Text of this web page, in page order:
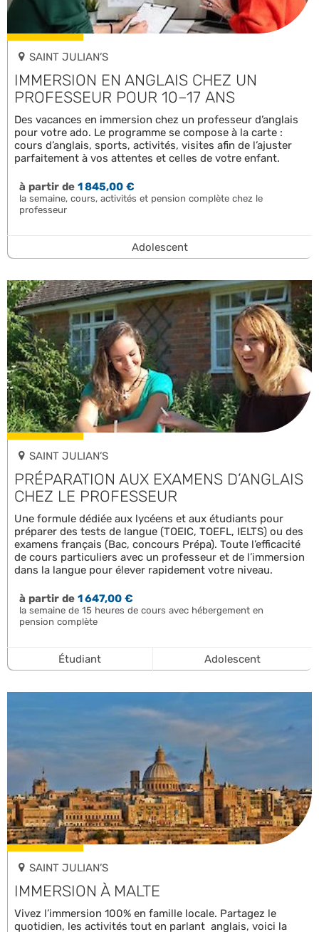
SAINT JULIAN’S
IMMERSION EN ANGLAIS CHEZ UN
PROFESSEUR POUR 10–17 ANS
Des vacances en immersion chez un professeur d’anglais
pour votre ado. Le programme se compose à la carte :
cours d’anglais, sports, activités, visites afin de l’ajuster
parfaitement à vos attentes et celles de votre enfant.
à partir de1 845,00 €
la semaine, cours, activités et pension complète chez le
professeur
Adolescent
SAINT JULIAN’S
PRÉPARATION AUX EXAMENS D’ANGLAIS
CHEZ LE PROFESSEUR
Une formule dédiée aux lycéens et aux étudiants pour
préparer des tests de langue (TOEIC, TOEFL, IELTS) ou des
examens français (Bac, concours Prépa). Toute l’efficacité
de cours particuliers avec un professeur et de l’immersion
dans la langue pour élever rapidement votre niveau.
à partir de1 647,00 €
la semaine de 15 heures de cours avec hébergement en
pension complète
Étudiant Adolescent
SAINT JULIAN’S
IMMERSION À MALTE
Vivez l’immersion 100% en famille locale. Partagez le
quotidien, les activités tout en parlant anglais, voici la